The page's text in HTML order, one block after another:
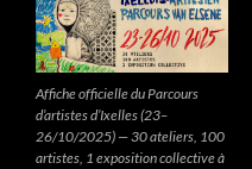
Affiche officielle du Parcours
d’artistes d’Ixelles (23–
26/10/2025) — 30 ateliers, 100
artistes, 1 exposition collective à